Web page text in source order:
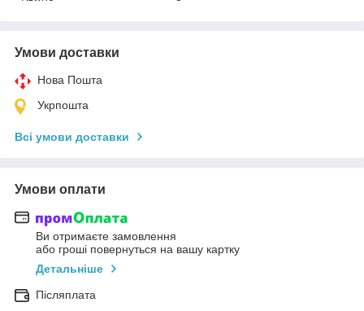
Умови доставки
Нова Пошта
Укрпошта
Всі умови доставки
Умови оплати
Ви отримаєте замовлення
або гроші повернуться на вашу картку
Детальніше
Післяплата